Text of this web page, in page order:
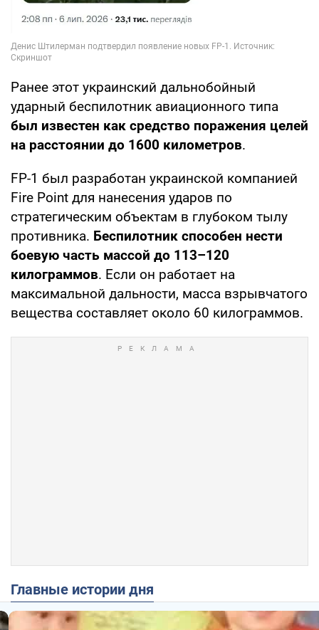
Ранее этот украинский дальнобойный
ударный беспилотник авиационного типа
был известен как средство поражения целей
на расстоянии до 1600 километров.
FP-1 был разработан украинской компанией
Fire Point для нанесения ударов по
стратегическим объектам в глубоком тылу
противника. Беспилотник способен нести
боевую часть массой до 113–120
килограммов. Если он работает на
максимальной дальности, масса взрывчатого
вещества составляет около 60 килограммов.
Главные истории дня